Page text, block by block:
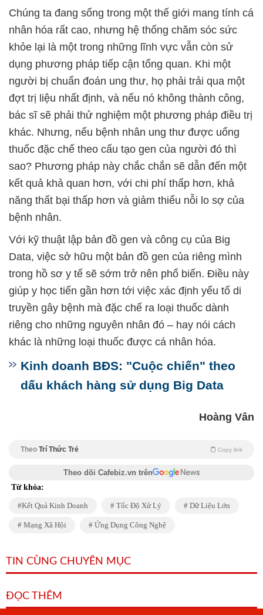
Chúng ta đang sống trong một thế giới mang tính cá
nhân hóa rất cao, nhưng hệ thống chăm sóc sức
khỏe lại là một trong những lĩnh vực vẫn còn sử
dụng phương pháp tiếp cận tổng quan. Khi một
người bị chuẩn đoán ung thư, họ phải trải qua một
đợt trị liệu nhất định, và nếu nó không thành công,
bác sĩ sẽ phải thử nghiệm một phương pháp điều trị
khác. Nhưng, nếu bệnh nhân ung thư được uống
thuốc đặc chế theo cấu tạo gen của người đó thì
sao? Phương pháp này chắc chắn sẽ dẫn đến một
kết quả khả quan hơn, với chi phí thấp hơn, khả
năng thất bại thấp hơn và giảm thiểu nỗi lo sợ của
bệnh nhân.
Với kỹ thuật lập bản đồ gen và công cụ của Big
Data, việc sở hữu một bản đồ gen của riêng mình
trong hồ sơ y tế sẽ sớm trở nên phổ biến. Điều này
giúp y học tiến gần hơn tới việc xác định yếu tố di
truyền gây bệnh mà đặc chế ra loại thuốc dành
riêng cho những nguyên nhân đó – hay nói cách
khác là những loại thuốc được cá nhân hóa.
Kinh doanh BĐS: "Cuộc chiến" theo
dấu khách hàng sử dụng Big Data
Hoàng Vân
Theo Trí Thức Trẻ Copy link
Theo dõi Cafebiz.vn trên
Từ khóa:
Kết Quả Kinh Doanh Tốc Độ Xử Lý Dữ Liệu Lớn
Mạng Xã Hội Ứng Dụng Công Nghệ
TIN CÙNG CHUYÊN MỤC
ĐỌC THÊM